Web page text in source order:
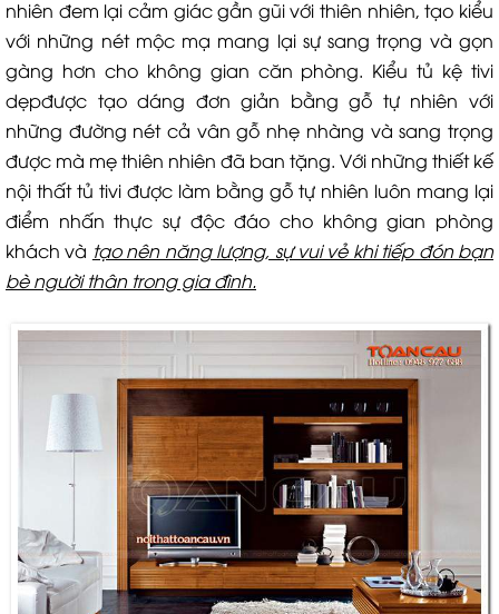
nhiên đem lại cảm giác gần gũi với thiên nhiên, tạo kiểu
với những nét mộc mạ mang lại sự sang trọng và gọn
gàng hơn cho không gian căn phòng. Kiểu tủ kệ tivi
dẹpđược tạo dáng đơn giản bằng gỗ tự nhiên với
những đường nét cả vân gỗ nhẹ nhàng và sang trọng
được mà mẹ thiên nhiên đã ban tặng. Với những thiết kế
nội thất tủ tivi được làm bằng gỗ tự nhiên luôn mang lại
điểm nhấn thực sự độc đáo cho không gian phòng
khách và tạo nên năng lượng, sự vui vẻ khi tiếp đón bạn
bè người thân trong gia đình.